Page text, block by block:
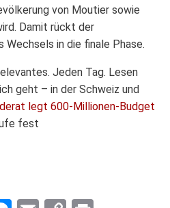
von Moutier sowie
Damit rückt der
in die finale Phase.
Jeden Tag. Lesen
geht – in der Schweiz und
legt 600-Millionen-Budget
fest